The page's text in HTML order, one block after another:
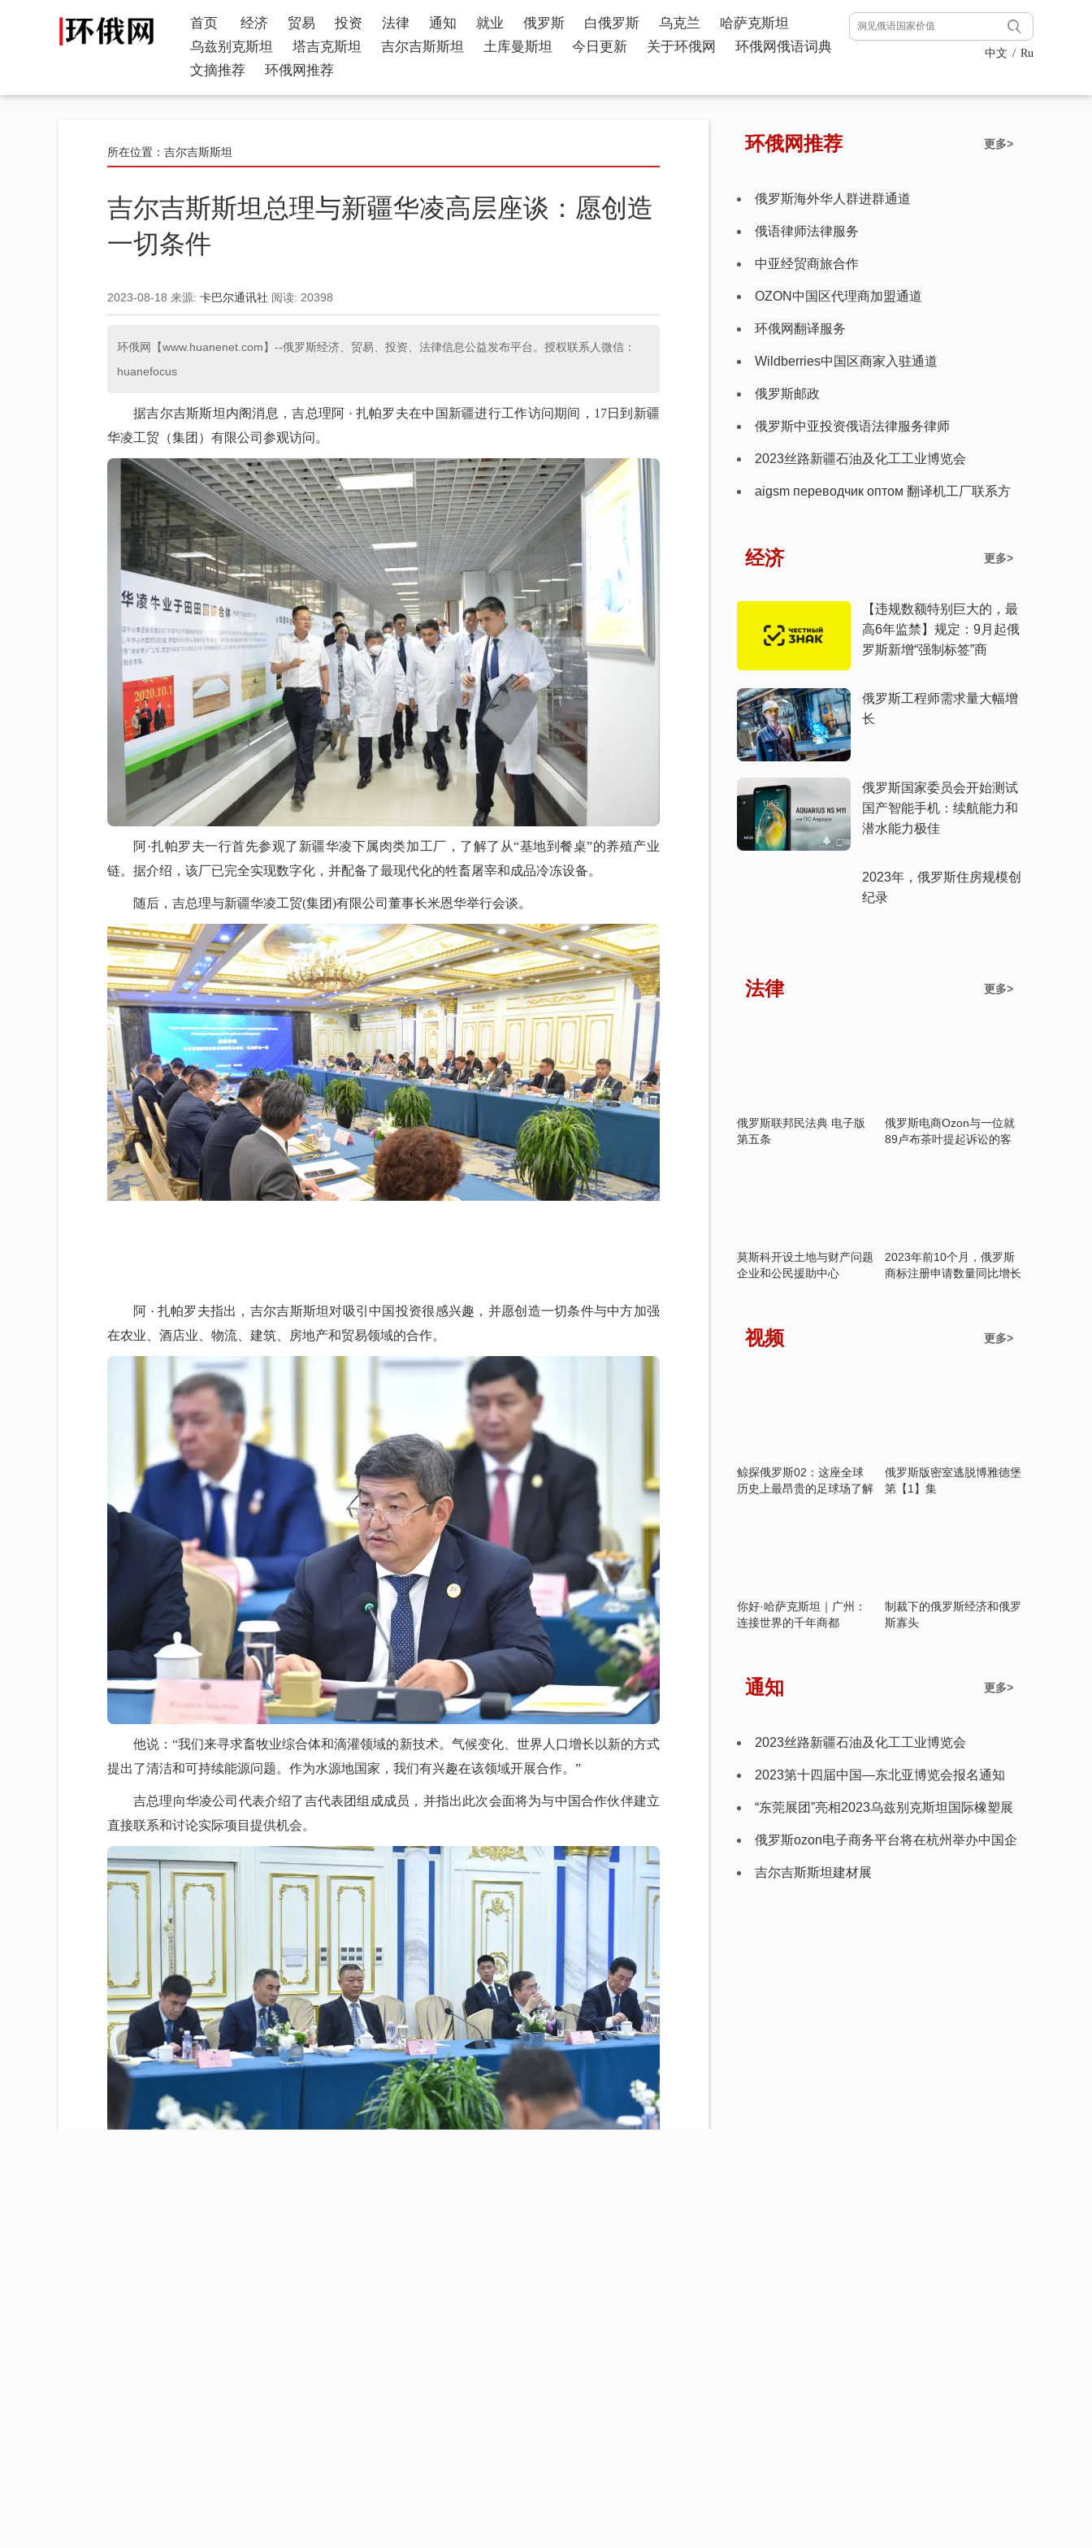
首页 经济 贸易 投资 法律 通知 就业 俄罗斯 白俄罗斯 乌克兰
哈萨克斯坦
乌兹别克斯坦
塔吉克斯坦 吉尔吉斯斯坦 土库曼斯坦 今日更新 关于环俄网
环俄网俄语词典
文摘推荐
环俄网推荐
中文 / Ru
所在位置： 吉尔吉斯斯坦
吉尔吉斯斯坦总理与新疆华凌高层座谈：愿创造
一切条件
2023-08-18 来源: 卡巴尔通讯社 阅读: 20398
环俄网【www.huanenet.com】--俄罗斯经济、贸易、投资、法律信息公益发布平台。授权联系人微信：
huanefocus
据吉尔吉斯斯坦内阁消息，吉总理阿 · 扎帕罗夫在中国新疆进行工作访问期间，17日到新疆
华凌工贸（集团）有限公司参观访问。
阿·扎帕罗夫一行首先参观了新疆华凌下属肉类加工厂，了解了从“基地到餐桌”的养殖产业
链。据介绍，该厂已完全实现数字化，并配备了最现代化的牲畜屠宰和成品冷冻设备。
随后，吉总理与新疆华凌工贸(集团)有限公司董事长米恩华举行会谈。
阿 · 扎帕罗夫指出，吉尔吉斯斯坦对吸引中国投资很感兴趣，并愿创造一切条件与中方加强
在农业、酒店业、物流、建筑、房地产和贸易领域的合作。
他说：“我们来寻求畜牧业综合体和滴灌领域的新技术。气候变化、世界人口增长以新的方式
提出了清洁和可持续能源问题。作为水源地国家，我们有兴趣在该领域开展合作。”
吉总理向华凌公司代表介绍了吉代表团组成成员，并指出此次会面将为与中国合作伙伴建立
直接联系和讨论实际项目提供机会。
更多>
环俄网推荐
俄罗斯海外华人群进群通道
俄语律师法律服务
中亚经贸商旅合作
OZON中国区代理商加盟通道
环俄网翻译服务
Wildberries中国区商家入驻通道
俄罗斯邮政
俄罗斯中亚投资俄语法律服务律师
2023丝路新疆石油及化工工业博览会
aigsm переводчик оптом 翻译机工厂联系方
更多>
经济
【违规数额特别巨大的，最
高6年监禁】规定：9月起俄
罗斯新增“强制标签”商
俄罗斯工程师需求量大幅增
长
俄罗斯国家委员会开始测试
国产智能手机：续航能力和
潜水能力极佳
​2023年，俄罗斯住房规模创
纪录
更多>
法律
俄罗斯联邦民法典 电子版
第五条
俄罗斯电商Ozon与一位就
89卢布茶叶提起诉讼的客
莫斯科开设土地与财产问题
企业和公民援助中心
2023年前10个月，俄罗斯
商标注册申请数量同比增长
更多>
视频
鲸探俄罗斯02：这座全球
历史上最昂贵的足球场了解
俄罗斯版密室逃脱博雅德堡
第【1】集
你好·哈萨克斯坦｜广州：
连接世界的千年商都
制裁下的俄罗斯经济和俄罗
斯寡头
更多>
通知
2023丝路新疆石油及化工工业博览会
2023第十四届中国—东北亚博览会报名通知
“东莞展团”亮相2023乌兹别克斯坦国际橡塑展
（plastex uzbekistan）
俄罗斯ozon电子商务平台将在杭州举办中国企
业家峰会
吉尔吉斯斯坦建材展